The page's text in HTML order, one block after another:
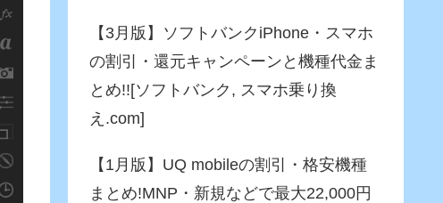
【3月版】ソフトバンクiPhone・スマホ
の割引・還元キャンペーンと機種代金ま
とめ!![ソフトバンク, スマホ乗り換
え.com]
【1月版】UQ mobileの割引・格安機種
まとめ!MNP・新規などで最大22,000円